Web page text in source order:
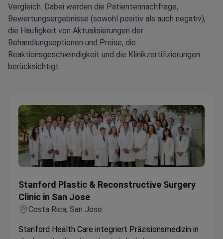
Vergleich. Dabei werden die Patientennachfrage,
Bewertungsergebnisse (sowohl positiv als auch negativ),
die Häufigkeit von Aktualisierungen der
Behandlungsoptionen und Preise, die
Reaktionsgeschwindigkeit und die Klinikzertifizierungen
berücksichtigt.
Stanford Plastic & Reconstructive Surgery
Clinic in San Jose
Costa Rica, San Jose
Stanford Health Care integriert Präzisionsmedizin in